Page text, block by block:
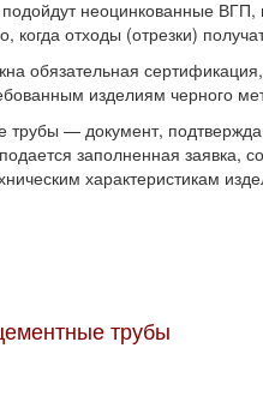
неоцинкованные
когда отходы (отрезки)
обязательная
изделиям черного
трубы — документ,
заполненная
характеристикам
трубы